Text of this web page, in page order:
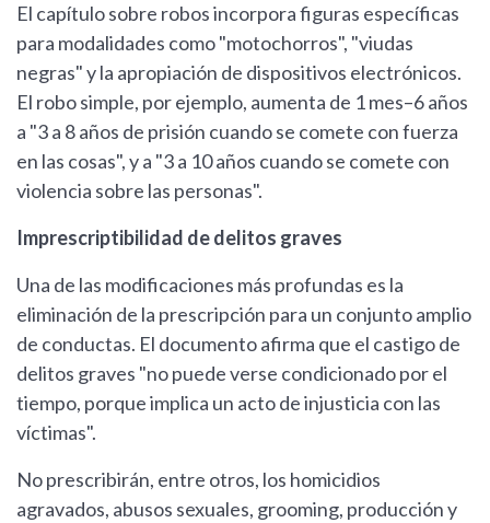
El capítulo sobre robos incorpora figuras específicas
para modalidades como "motochorros", "viudas
negras" y la apropiación de dispositivos electrónicos.
El robo simple, por ejemplo, aumenta de 1 mes–6 años
a "3 a 8 años de prisión cuando se comete con fuerza
en las cosas", y a "3 a 10 años cuando se comete con
violencia sobre las personas".
Imprescriptibilidad de delitos graves
Una de las modificaciones más profundas es la
eliminación de la prescripción para un conjunto amplio
de conductas. El documento afirma que el castigo de
delitos graves "no puede verse condicionado por el
tiempo, porque implica un acto de injusticia con las
víctimas".
No prescribirán, entre otros, los homicidios
agravados, abusos sexuales, grooming, producción y